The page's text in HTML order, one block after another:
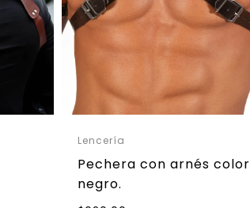
Lencería
Pechera con arnés color
negro.